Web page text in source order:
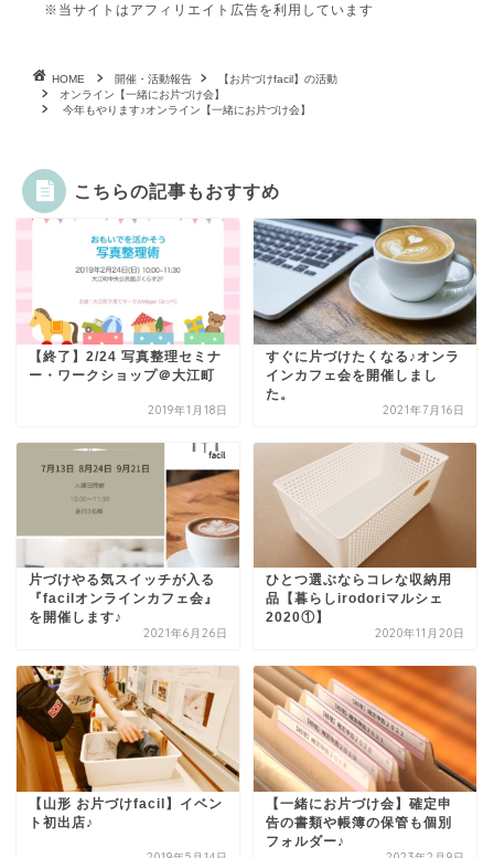
※当サイトはアフィリエイト広告を利用しています
HOME 開催・活動報告
【お片づけfacil】の活動
オンライン【一緒にお片づけ会】
今年もやります♪オンライン【一緒にお片づけ会】
こちらの記事もおすすめ
【終了】2/24 写真整理セミナ
ー・ワークショップ＠大江町
2019年1月18日
すぐに片づけたくなる♪オンラ
インカフェ会を開催しまし
た。
2021年7月16日
片づけやる気スイッチが入る
『facilオンラインカフェ会』
を開催します♪
2021年6月26日
ひとつ選ぶならコレな収納用
品【暮らしirodoriマルシェ
2020①】
2020年11月20日
【山形 お片づけfacil】イベン
ト初出店♪
【一緒にお片づけ会】確定申
告の書類や帳簿の保管も個別
フォルダー♪